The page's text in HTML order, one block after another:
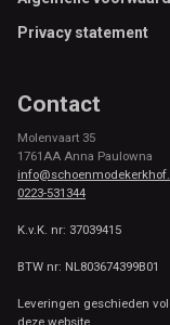
Privacy statement
Contact
Molenvaart 35
1761AA Anna Paulowna
0223-531344
K.v.K. nr: 37039415
BTW nr: NL803674399B01
Leveringen geschieden